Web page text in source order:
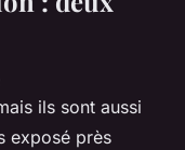
ils sont aussi
exposé près